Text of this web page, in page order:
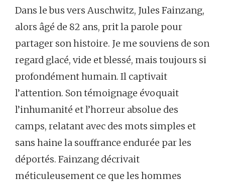
Dans le bus vers Auschwitz, Jules Fainzang,
alors âgé de 82 ans, prit la parole pour
partager son histoire. Je me souviens de son
regard glacé, vide et blessé, mais toujours si
profondément humain. Il captivait
l’attention. Son témoignage évoquait
l’inhumanité et l’horreur absolue des
camps, relatant avec des mots simples et
sans haine la souffrance endurée par les
déportés. Fainzang décrivait
méticuleusement ce que les hommes